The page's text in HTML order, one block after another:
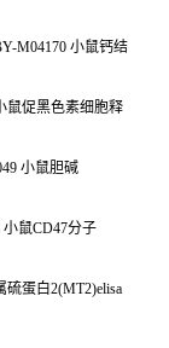
M04170 小鼠钙结
鼠促黑色素细胞释
小鼠胆碱
小鼠CD47分子
硫蛋白2(MT2)elisa